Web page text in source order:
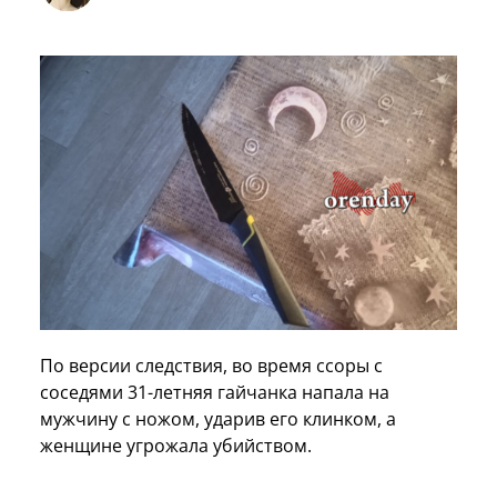
По версии следствия, во время ссоры с
соседями 31-летняя гайчанка напала на
мужчину с ножом, ударив его клинком, а
женщине угрожала убийством.